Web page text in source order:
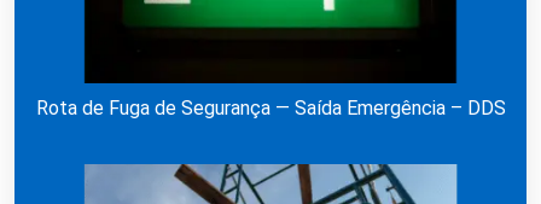
Rota de Fuga de Segurança — Saída Emergência – DDS